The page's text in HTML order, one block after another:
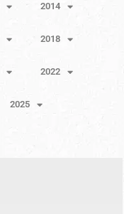
2014
2018
2022
2025